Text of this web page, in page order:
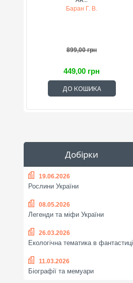
Баран Г. В.
899,00 грн
449,00 грн
ДО КОШИКА
Добірки
19.06.2026
Рослини України
08.05.2026
Легенди та міфи України
26.03.2026
Екологічна тематика в фантастиці
11.03.2026
Біографії та мемуари